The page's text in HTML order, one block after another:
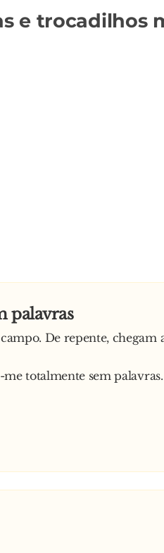
e trocadilhos
palavras
De repente, chegam
totalmente sem palavras.